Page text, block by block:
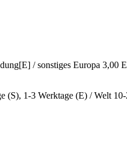
/ sonstiges Europa 3,00
1-3 Werktage (E) / Welt